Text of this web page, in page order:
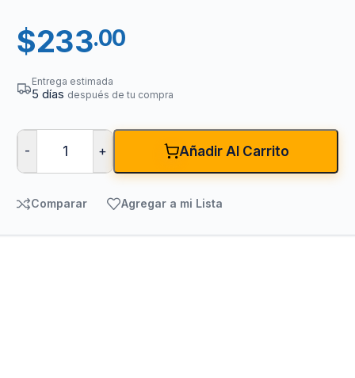
$233.00
Entrega estimada
5 días después de tu compra
- + Añadir Al Carrito
Comparar Agregar a mi Lista